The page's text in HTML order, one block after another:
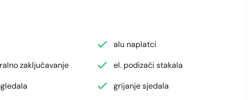
alu naplatci
zaključavanje
el. podizači stakala
grijanje sjedala